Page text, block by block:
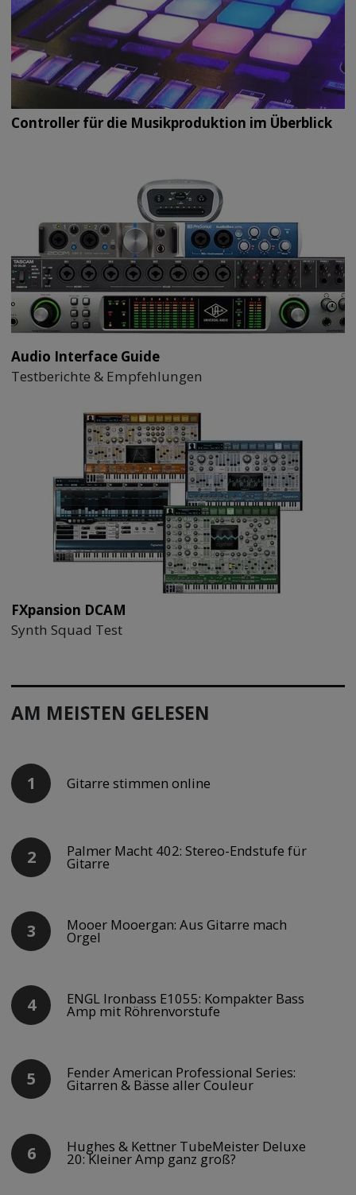
Controller für die Musikproduktion im Überblick
Audio Interface Guide
Testberichte & Empfehlungen
FXpansion DCAM
Synth Squad Test
AM MEISTEN GELESEN
Gitarre stimmen online
Palmer Macht 402: Stereo-Endstufe für
Gitarre
Mooer Mooergan: Aus Gitarre mach
Orgel
ENGL Ironbass E1055: Kompakter Bass
Amp mit Röhrenvorstufe
Fender American Professional Series:
Gitarren & Bässe aller Couleur
Hughes & Kettner TubeMeister Deluxe
20: Kleiner Amp ganz groß?